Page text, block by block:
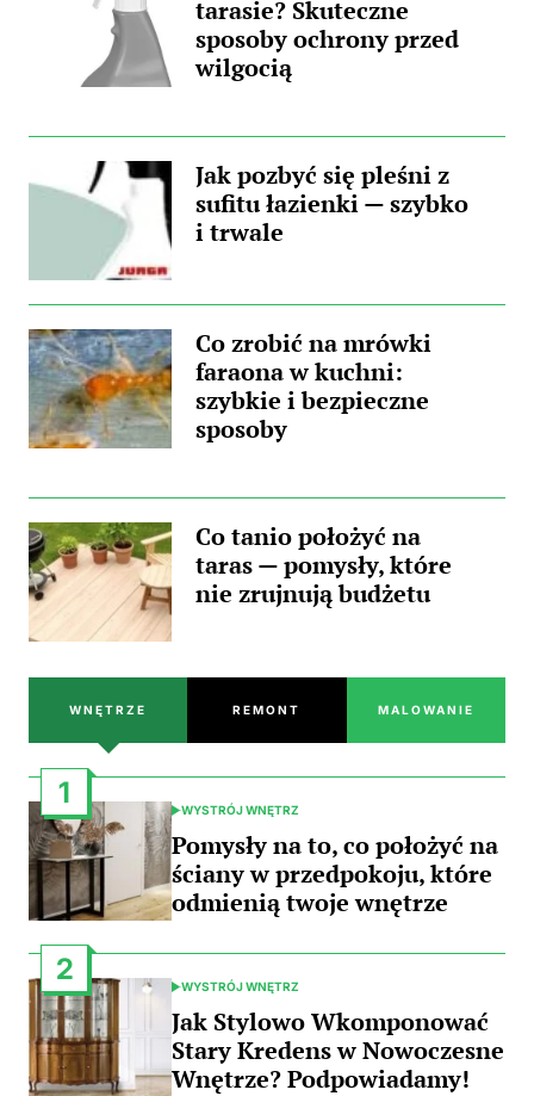
nieprzyjemnych zapachów, a także trwałych...
tarasie? Skuteczne
sposoby ochrony przed
wilgocią
Jak pozbyć się pleśni z
sufitu łazienki — szybko
i trwale
Co zrobić na mrówki
faraona w kuchni:
szybkie i bezpieczne
sposoby
Co tanio położyć na
taras — pomysły, które
nie zrujnują budżetu
WNĘTRZE REMONT MALOWANIE
1
POSTED
IN
WYSTRÓJ WNĘTRZ
Pomysły na to, co położyć na
ściany w przedpokoju, które
odmienią twoje wnętrze
2
POSTED
IN
WYSTRÓJ WNĘTRZ
Jak Stylowo Wkomponować
Stary Kredens w Nowoczesne
Wnętrze? Podpowiadamy!